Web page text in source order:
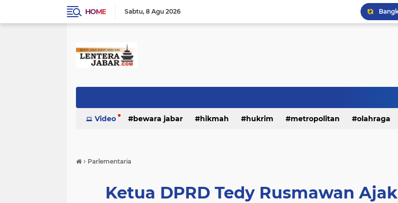
HOME Sabtu 8 Agu 2026
Video bewara jabar hikmah hukrim metropolitan olahraga
› Parlementaria
Ketua DPRD Tedy Rusmawan Ajak